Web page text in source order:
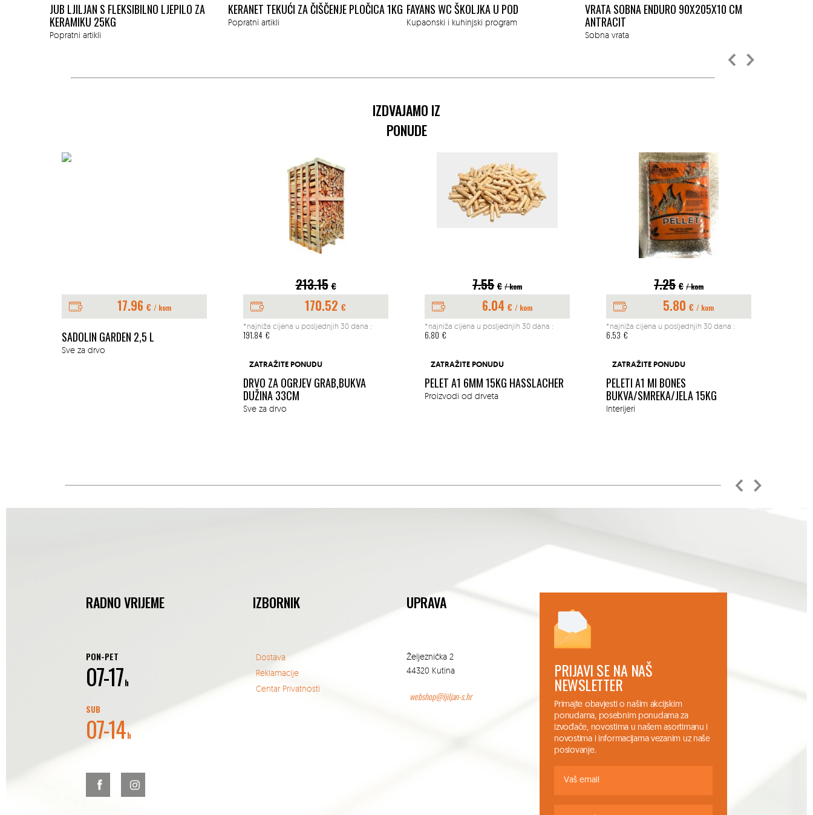
JUB LJILJAN S FLEKSIBILNO LJEPILO ZA
KERAMIKU 25KG
Popratni artikli
KERANET TEKUĆI ZA ČIŠČENJE PLOČICA 1KG
Popratni artikli
FAYANS WC ŠKOLJKA U POD
Kupaonski i kuhinjski program
VRATA SOBNA ENDURO 90X205X10 CM
ANTRACIT
Sobna vrata
IZDVAJAMO IZ
PONUDE
17.96 € / kom
SADOLIN GARDEN 2,5 L
Sve za drvo
213.15 €
170.52 €
*najniža cijena u posljednjih 30 dana :
191.84 €
ZATRAŽITE PONUDU
DRVO ZA OGRJEV GRAB,BUKVA
DUŽINA 33CM
Sve za drvo
7.55 € / kom
6.04 € / kom
*najniža cijena u posljednjih 30 dana :
6.80 €
ZATRAŽITE PONUDU
PELET A1 6MM 15KG HASSLACHER
Proizvodi od drveta
7.25 € / kom
5.80 € / kom
*najniža cijena u posljednjih 30 dana :
6.53 €
ZATRAŽITE PONUDU
PELETI A1 MI BONES
BUKVA/SMREKA/JELA 15KG
Interijeri
RADNO VRIJEME
PON-PET
07-17h
SUB
07-14h
IZBORNIK
Dostava
Reklamacije
Centar Privatnosti
UPRAVA
Željeznička 2
44320 Kutina
webshop@ljiljan-s.hr
PRIJAVI SE NA NAŠ
NEWSLETTER
Primajte obavjesti o našim akcijskim
ponudama, posebnim ponudama za
izvođače, novostima u našem asortimanu i
novostima i informacijama vezanim uz naše
poslovanje.